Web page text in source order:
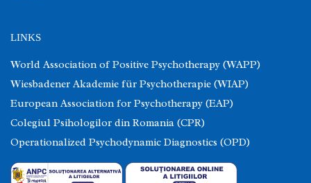
LINKS
World Association of Positive Psychotherapy (WAPP)
Wiesbadener Akademie für Psychotherapie (WIAP)
European Association for Psychotherapy (EAP)
Colegiul Psihologilor din Romania (CPR)
Operationalized Psychodynamic Diagnostics (OPD)